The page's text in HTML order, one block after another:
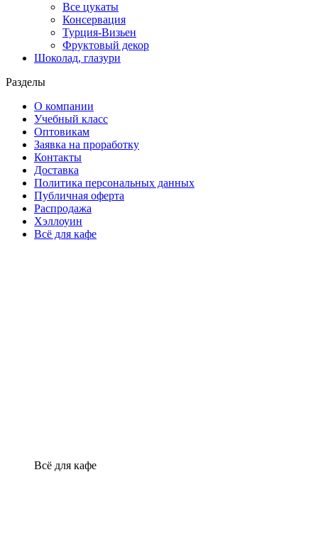
Все цукаты
Консервация
Турция-Визьен
Фруктовый декор
Шоколад, глазури
Разделы
О компании
Учебный класс
Оптовикам
Заявка на проработку
Контакты
Доставка
Политика персональных данных
Публичная оферта
Распродажа
Хэллоуин
Всё для кафе
Всё для кафе